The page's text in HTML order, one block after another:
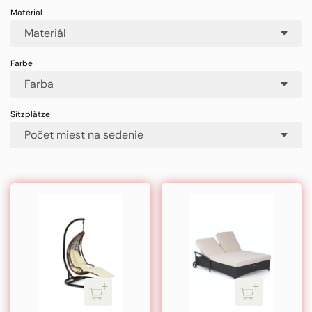
Materiál
Farba
Počet miest na sedenie